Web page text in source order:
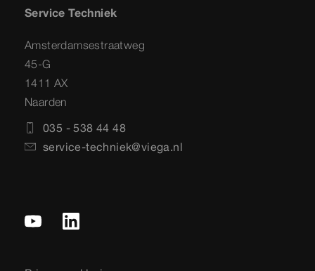
Service Techniek
Amsterdamsestraatweg
45-G
1411 AX
Naarden
035 - 538 44 48
service-techniek@viega.nl